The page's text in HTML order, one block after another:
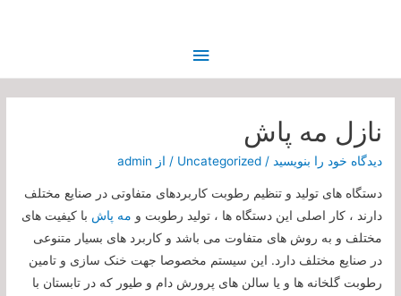
فهرست
اصلی
نازل مه پاش
دیدگاه‌ خود را بنویسید /
Uncategorized / از admin
دستگاه های تولید و تنظیم رطوبت کاربردهای متفاوتی در صنایع مختلف
دارند ، کار اصلی این دستگاه ها ، تولید رطوبت و مه پاش با کیفیت های
مختلف و به روش های متفاوت می باشد و کاربرد های بسیار متنوعی
در صنایع مختلف دارد. این سیستم مخصوصا جهت خنک سازی و تامین
رطوبت گلخانه ها و یا سالن های پرورش دام و طیور که در تابستان با